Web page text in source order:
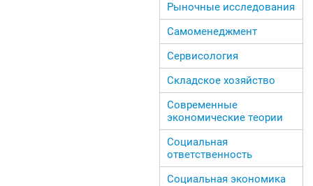
Рыночные исследования
Самоменеджмент
Сервисология
Складское хозяйство
Современные
экономические теории
Социальная
ответственность
Социальная экономика